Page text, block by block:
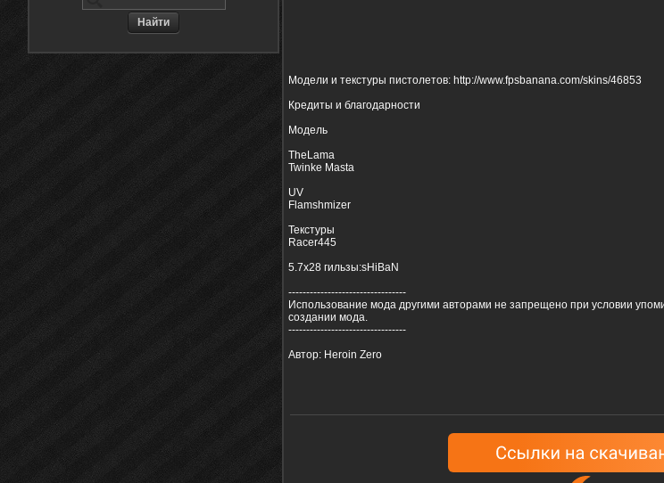
Модели и текстуры пистолетов: http://www.fpsbanana.com/skins/46853
Кредиты и благодарности
Модель
TheLama
Twinke Masta
UV
Flamshmizer
Текстуры
Racer445
5.7x28 гильзы:sHiBaN
---------------------------------
Использование мода другими авторами не запрещено при условии
создании мода.
---------------------------------
Автор: Heroin Zero